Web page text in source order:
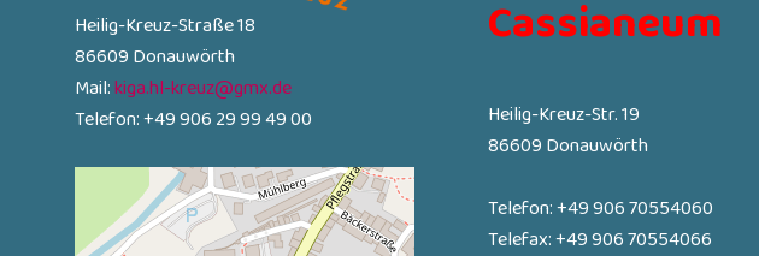
Heilig-Kreuz-Straße 18
86609 Donauwörth
Mail:kiga.hl-kreuz@gmx.de
Telefon: +49 906 29 99 49 00
Cassianeum
Heilig-Kreuz-Str. 19
86609 Donauwörth
Telefon: +49 906 70554060
Telefax: +49 906 70554066